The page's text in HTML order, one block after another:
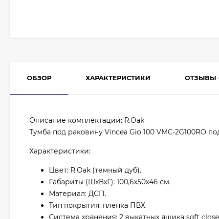
ОБЗОР ХАРАКТЕРИСТИКИ ОТЗЫВЫ
Описание комплектации: R.Oak
Тумба под раковину Vincea Gio 100 VMC-2G100RO
Характеристики:
Цвет: R.Oak (темный дуб).
Габариты (ШхВхГ): 100,6х50х46 см.
Материал: ДСП.
Тип покрытия: пленка ПВХ.
Система хранения: 2 выкатных ящика soft